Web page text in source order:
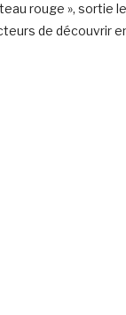
rouge », sortie
de découvrir